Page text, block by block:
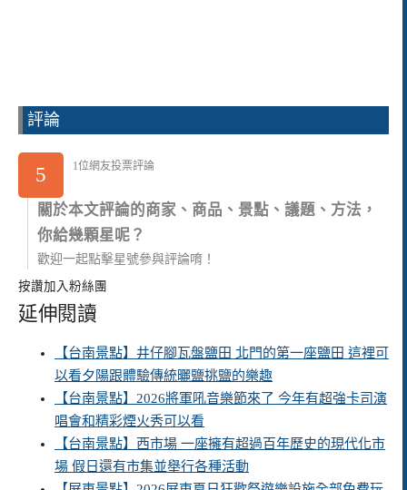
評論
5 1位網友投票評論
關於本文評論的商家、商品、景點、議題、方法，
你給幾顆星呢？
歡迎一起點擊星號參與評論唷！
按讚加入粉絲團
延伸閱讀
【台南景點】井仔腳瓦盤鹽田 北門的第一座鹽田 這裡可
以看夕陽跟體驗傳統曬鹽挑鹽的樂趣
【台南景點】2026將軍吼音樂節來了 今年有超強卡司演
唱會和精彩煙火秀可以看
【台南景點】西市場 一座擁有超過百年歷史的現代化市
場 假日還有市集並舉行各種活動